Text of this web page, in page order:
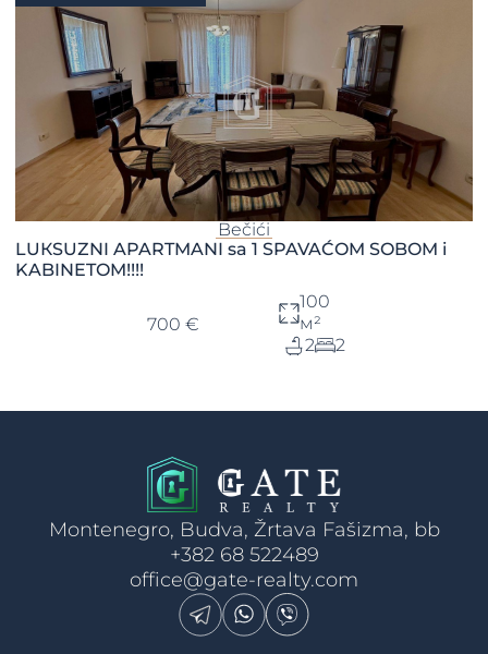
Bečići
LUКSUZNI APARTMANI sa 1 SPAVAĆOM SOBOM i
KABINETOM!!!!
700 €
100
м²
2
2
Montenegro, Budva, Žrtava Fašizma, bb
+382 68 522489
office@gate-realty.com